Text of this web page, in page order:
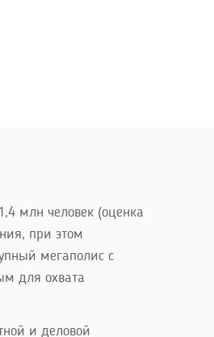
млн человек (оценка
при этом
мегаполис с
для охвата
и деловой